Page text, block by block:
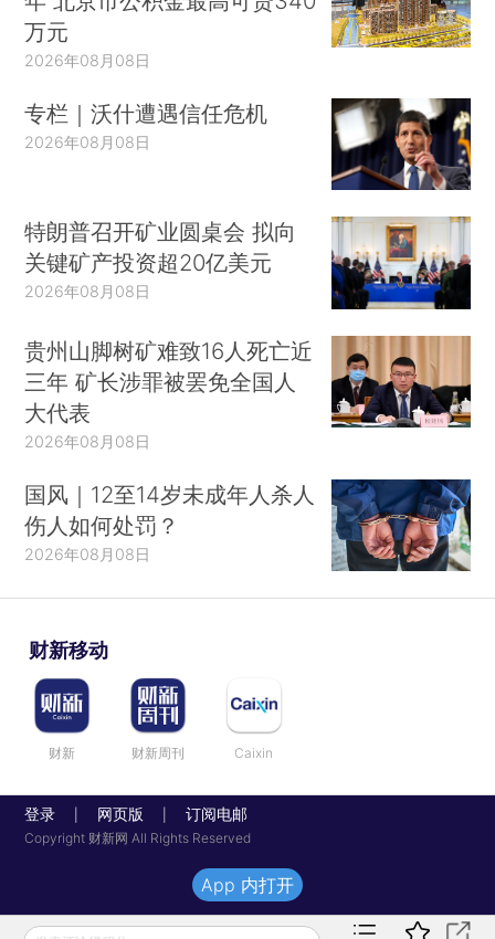
万元
2026年08月08日
专栏｜沃什遭遇信任危机
2026年08月08日
特朗普召开矿业圆桌会 拟向
关键矿产投资超20亿美元
2026年08月08日
贵州山脚树矿难致16人死亡近
三年 矿长涉罪被罢免全国人
大代表
2026年08月08日
国风｜12至14岁未成年人杀人
伤人如何处罚？
2026年08月08日
财新移动
财新 财新周刊 Caixin
登录 网页版 订阅电邮
Copyright 财新网 All Rights Reserved
App 内打开